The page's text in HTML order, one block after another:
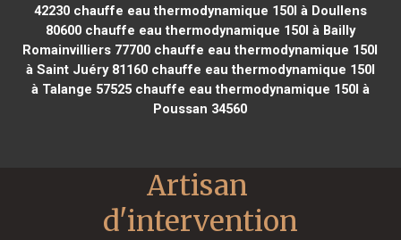
42230chauffe eau thermodynamique 150l à Doullens
80600chauffe eau thermodynamique 150l à Bailly
Romainvilliers 77700 chauffe eau thermodynamique 150l
à Saint Juéry 81160chauffe eau thermodynamique 150l
à Talange 57525chauffe eau thermodynamique 150l à
Poussan 34560
Artisan
d'intervention